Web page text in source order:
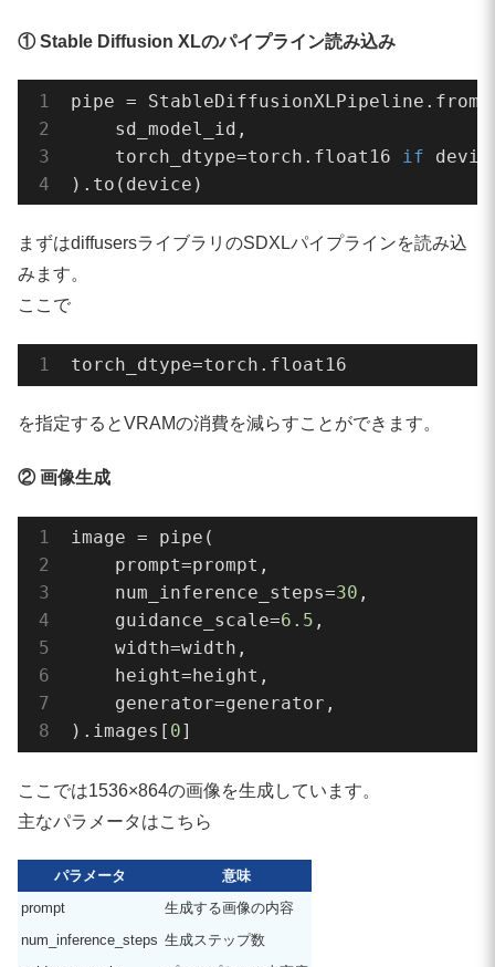
realesrgan_scale = 4
# ファイル名
sd_output_path =
esrgan_output_path = "sdxl_x4.png"
final_output_path =
#
device = "cuda" if
print("device:", device)
#
# Stable Diffusion XL パイプライン
print("loading SDXL pipeline...")
pipe =
    sd_model_id,
    torch_dtype=torch.float16
pipe = pipe.to(device)
# メモリ節約
pipe.enable_attention_slicing()
generator =
#
# Real-ESRGAN モデル準備
① Stable Diffusion XLのパイプライン読み込み
pipe =
    sd_model_id,
    torch_dtype=torch.float16
if
).to(device)
まずはdiffusersライブラリのSDXLパイプラインを読み込
みます。
ここで
torch_dtype=torch.float16
を指定するとVRAMの消費を減らすことができます。
② 画像生成
image = pipe(
    prompt=prompt,
    num_inference_steps=
30 ,
    guidance_scale=
6.5 ,
    width=width,
    height=height,
    generator=generator,
).images[ 0]
ここでは1536×864の画像を生成しています。
主なパラメータはこちら
パラメータ
意味
prompt
生成する画像の内容
num_inference_steps 生成ステップ数